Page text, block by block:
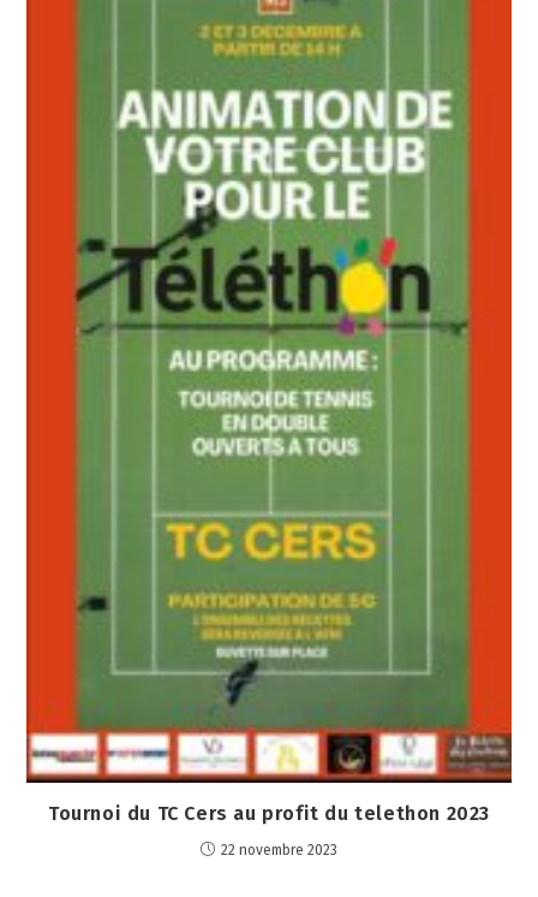
Tournoi du TC Cers au profit du telethon 2023
22 novembre 2023